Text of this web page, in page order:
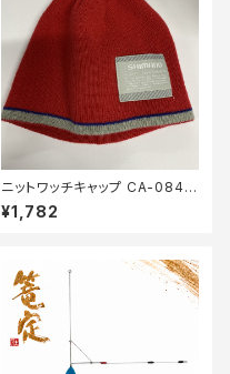
ニットワッチキャップ CA-084P
桃【中古品】
¥1,782